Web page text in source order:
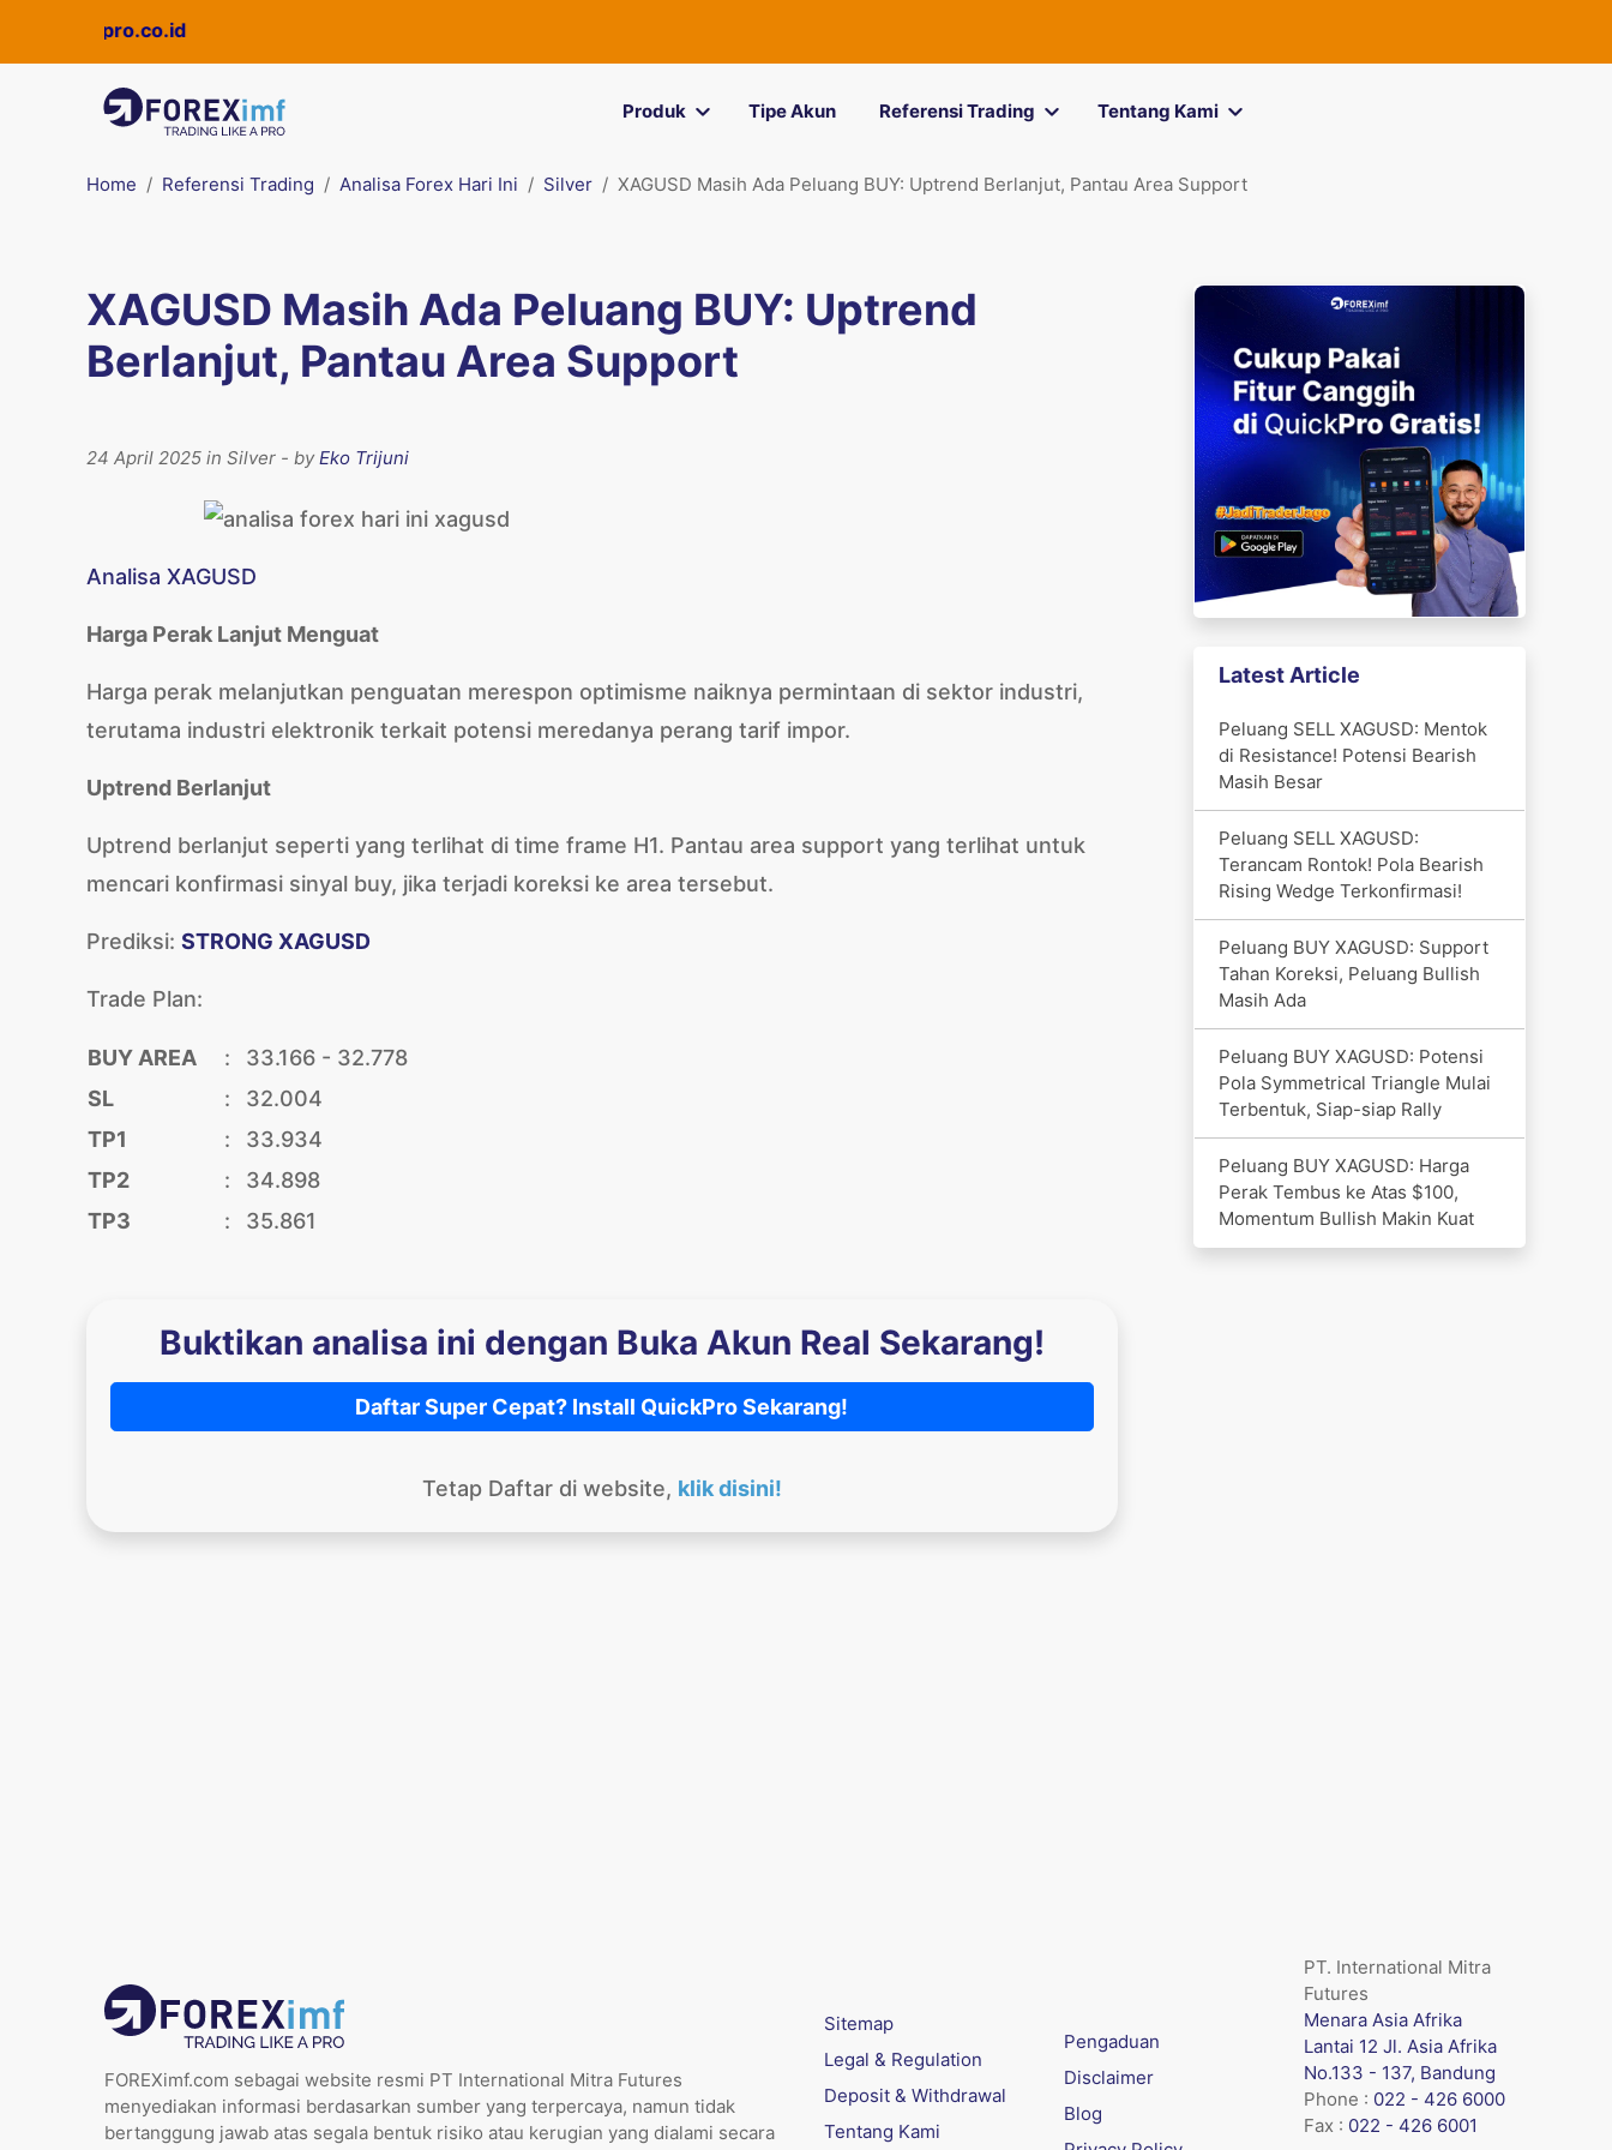
Quickpro.co.id
Produk Tipe Akun Referensi Trading Tentang Kami
Home Referensi Trading Analisa Forex Hari Ini Silver XAGUSD Masih Ada Peluang BUY: Uptrend Berlanjut, Pantau Area Support
XAGUSD Masih Ada Peluang BUY: Uptrend
Berlanjut, Pantau Area Support
24 April 2025 in Silver - byEko Trijuni
Analisa XAGUSD
Harga Perak Lanjut Menguat
Harga perak melanjutkan penguatan merespon optimisme naiknya permintaan di sektor industri,
terutama industri elektronik terkait potensi meredanya perang tarif impor.
Uptrend Berlanjut
Uptrend berlanjut seperti yang terlihat di time frame H1. Pantau area support yang terlihat untuk
mencari konfirmasi sinyal buy, jika terjadi koreksi ke area tersebut.
Prediksi: STRONG XAGUSD
Trade Plan:
BUY AREA :
33.166 - 32.778
SL
:
32.004
TP1
:
33.934
TP2
:
34.898
TP3
: 35.861
Buktikan analisa ini dengan Buka Akun Real Sekarang!
Daftar Super Cepat? Install QuickPro Sekarang!
Tetap Daftar di website, klik disini!
Latest Article
Peluang SELL XAGUSD: Mentok
di Resistance! Potensi Bearish
Masih Besar
Peluang SELL XAGUSD:
Terancam Rontok! Pola Bearish
Rising Wedge Terkonfirmasi!
Peluang BUY XAGUSD: Support
Tahan Koreksi, Peluang Bullish
Masih Ada
Peluang BUY XAGUSD: Potensi
Pola Symmetrical Triangle Mulai
Terbentuk, Siap-siap Rally
Peluang BUY XAGUSD: Harga
Perak Tembus ke Atas $100,
Momentum Bullish Makin Kuat
FOREXimf.com sebagai website resmi PT International Mitra Futures
menyediakan informasi berdasarkan sumber yang terpercaya, namun tidak
bertanggung jawab atas segala bentuk risiko atau kerugian yang dialami secara
Sitemap
Legal & Regulation
Deposit & Withdrawal
Tentang Kami
Pengaduan
Disclaimer
Blog
PT. International Mitra
Futures
Menara Asia Afrika
Lantai 12 Jl. Asia Afrika
No.133 - 137, Bandung
Phone : 022 - 426 6000
Fax : 022 - 426 6001